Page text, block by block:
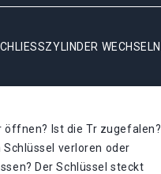
WECHSELN.
öffnen? Ist die Tr zugefalen?
Schlüssel verloren oder
Der Schlüssel steckt